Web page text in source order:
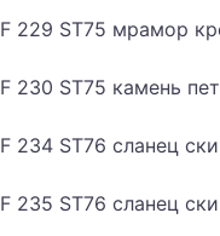
F 229 ST75 мрамор
F 230 ST75 камень
F 234 ST76 сланец
F 235 ST76 сланец